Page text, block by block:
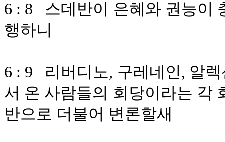
6 : 8 스데반이 은혜와 권능이
행하니
6 : 9 리버디노, 구레네인, 알
서 온 사람들의 회당이라는 각
반으로 더불어 변론할새